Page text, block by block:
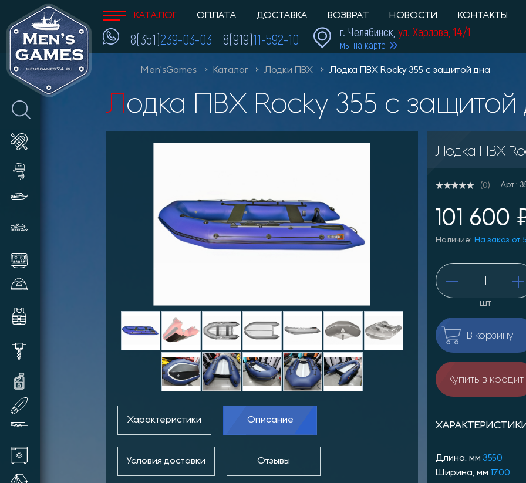
КАТАЛОГ ОПЛАТА ДОСТАВКА ВОЗВРАТ НОВОСТИ КОНТАКТЫ
8(351)239-03-03 8(919)11-592-10 г. Челябинск, ул. Харлова, 14/1
мы на карте
Men'sGames Каталог Лодки ПВХ Лодка ПВХ Rocky 355 c защитой дна
Лодка ПВХ Rocky 355 c
Характеристики Описание
Условия доставки Отзывы
Лодка ПВХ
(0) Арт.:
101 600
Наличие: На заказ от
шт
В корзину
Купить в кредит
Длина, мм3550
Ширина, мм
1700
Комплектующие и аксессуары